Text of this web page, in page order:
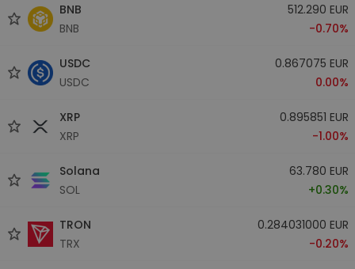
BNB
BNB
512.290 EUR
-0.70%
USDC
USDC
0.867075 EUR
0.00%
XRP
XRP
0.895851 EUR
-1.00%
Solana
SOL
63.780 EUR
+0.30%
TRON
TRX
0.284031000 EUR
-0.20%